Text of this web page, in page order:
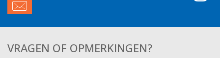
VRAGEN OF OPMERKINGEN?